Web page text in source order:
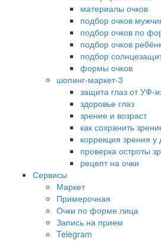
материалы очков
подбор очков
подбор очков по
подбор очков
подбор
формы очков
шопинг-маркет-3
защита глаз от УФ-
здоровье глаз
зрение и возраст
как сохранить
коррекция зрения у
проверка остроты
рецепт на очки
Сервисы
Маркет
Примерочная
Очки по форме лица
Запись на прием
Telegram